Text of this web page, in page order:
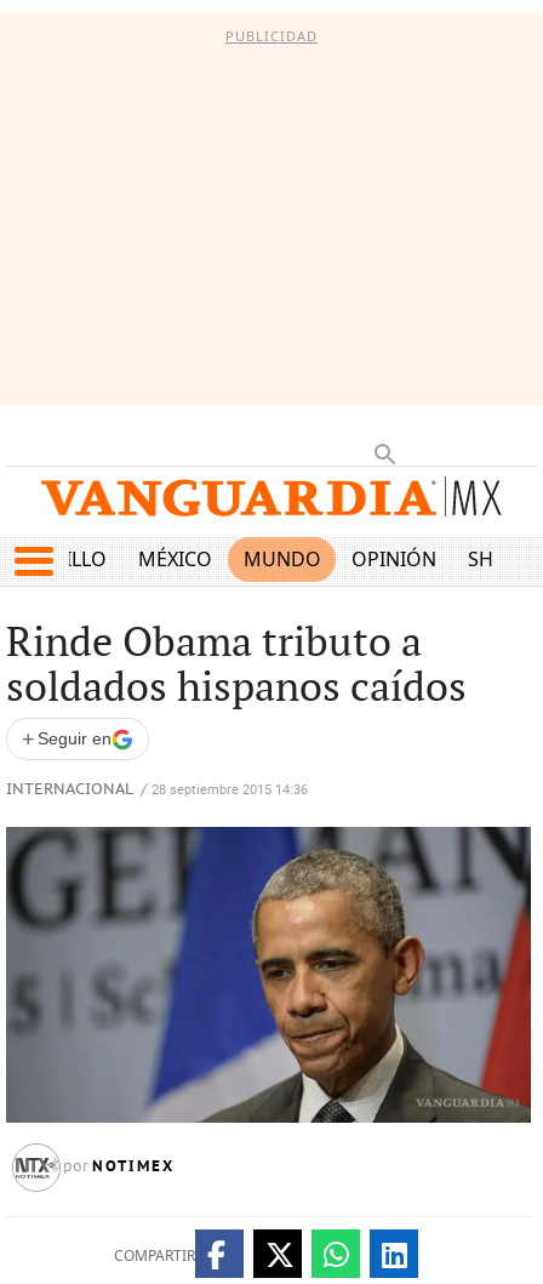
PUBLICIDAD
SALTILLO MÉXICO MUNDO OPINIÓN SHOW
Rinde Obama tributo a
soldados hispanos caídos
+ Seguir en
INTERNACIONAL / 28 septiembre 2015 14:36
por NOTIMEX
COMPARTIR